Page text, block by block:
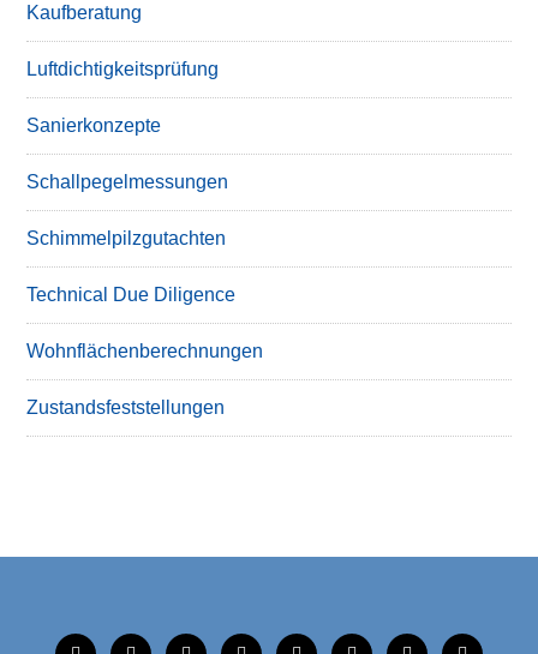
Kaufberatung
Luftdichtigkeitsprüfung
Sanierkonzepte
Schallpegelmessungen
Schimmelpilzgutachten
Technical Due Diligence
Wohnflächenberechnungen
Zustandsfeststellungen
tiktok instagramfacebooklinkedinxing linkedinmobilemail